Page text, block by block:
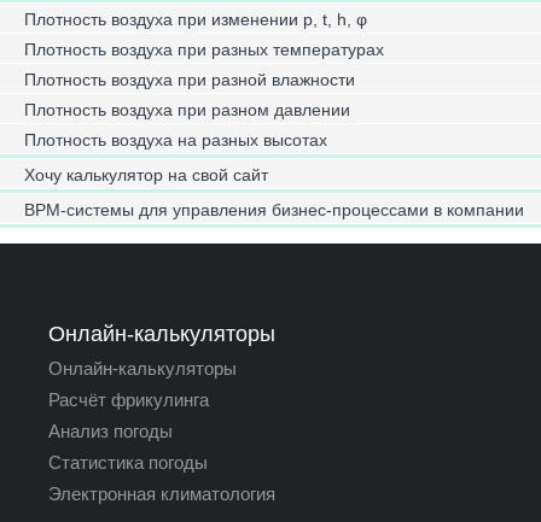
Плотность воздуха при изменении p, t, h, φ
Плотность воздуха при разных температурах
Плотность воздуха при разной влажности
Плотность воздуха при разном давлении
Плотность воздуха на разных высотах
Хочу калькулятор на свой сайт
BPM-системы для управления бизнес-процессами в компании
Онлайн-калькуляторы
Онлайн-калькуляторы
Расчёт фрикулинга
Анализ погоды
Статистика погоды
Электронная климатология